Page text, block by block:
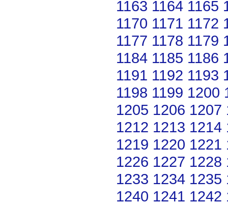
1163 1164 1165
1170 1171 1172
1177 1178 1179
1184 1185 1186
1191 1192 1193
1198 1199 1200
1205 1206 1207
1212 1213 1214
1219 1220 1221
1226 1227 1228
1233 1234 1235
1240 1241 1242